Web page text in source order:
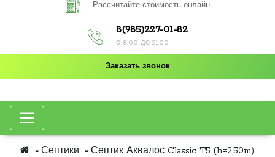
Рассчитайте стоимость онлайн
8(985)227-01-82
с 8:00 до 21:00
Заказать звонок
Септики Септик Аквалос Classic T5 (h=2,50m)